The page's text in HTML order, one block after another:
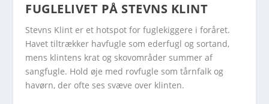
FUGLELIVET PÅ STEVNS KLINT
Stevns Klint er et hotspot for fuglekiggere i foråret.
Havet tiltrækker havfugle som ederfugl og sortand,
mens klintens krat og skovområder summer af
sangfugle. Hold øje med rovfugle som tårnfalk og
havørn, der ofte ses svæve over klinten.